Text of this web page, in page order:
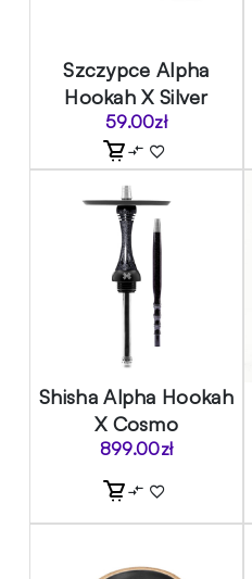
Szczypce Alpha
Hookah X Silver
59.00zł
Shisha Alpha Hookah
X Cosmo
899.00zł